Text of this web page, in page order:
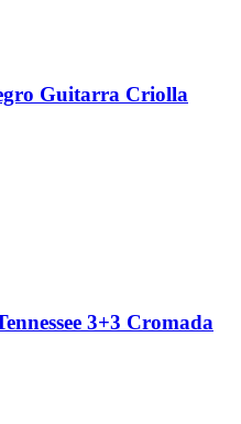
Guitarra Criolla
3+3 Cromada